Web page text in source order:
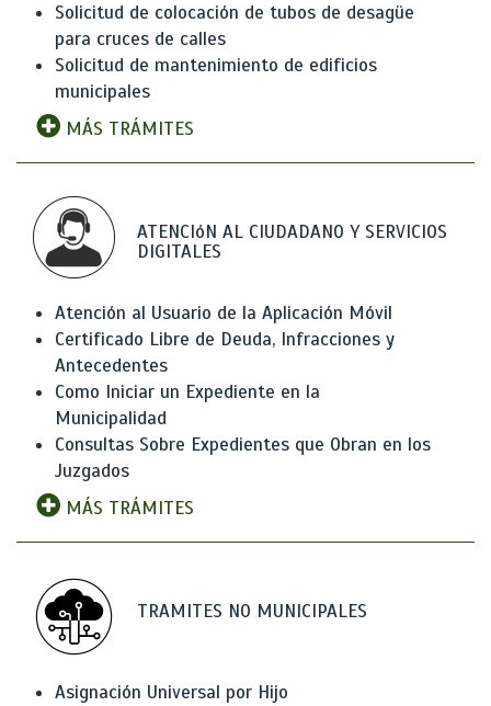
Solicitud de colocación de tubos de desagüe
para cruces de calles
Solicitud de mantenimiento de edificios
municipales
MÁS TRÁMITES
ATENCIóN AL CIUDADANO Y SERVICIOS
DIGITALES
Atención al Usuario de la Aplicación Móvil
Certificado Libre de Deuda, Infracciones y
Antecedentes
Como Iniciar un Expediente en la
Municipalidad
Consultas Sobre Expedientes que Obran en los
Juzgados
MÁS TRÁMITES
TRAMITES NO MUNICIPALES
Asignación Universal por Hijo